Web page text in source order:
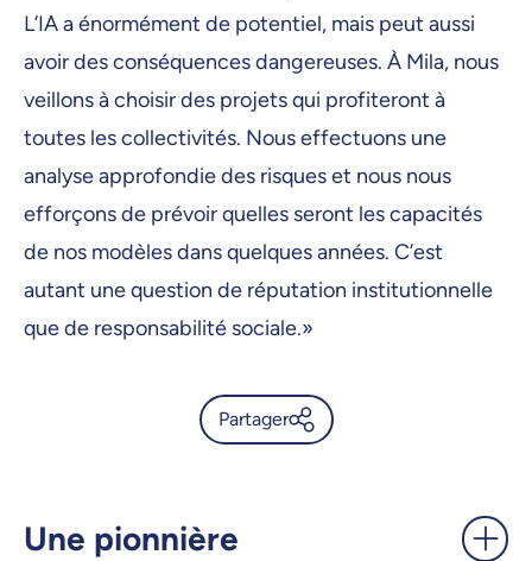
L’IA a énormément de potentiel, mais peut aussi
avoir des conséquences dangereuses. À Mila, nous
veillons à choisir des projets qui profiteront à
toutes les collectivités. Nous effectuons une
analyse approfondie des risques et nous nous
efforçons de prévoir quelles seront les capacités
de nos modèles dans quelques années. C’est
autant une question de réputation institutionnelle
que de responsabilité sociale.»
Partager
Une pionnière